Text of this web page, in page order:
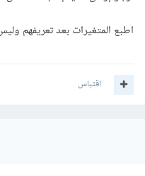
اطبع المتغيرات بعد تعريفهم
اقتباس